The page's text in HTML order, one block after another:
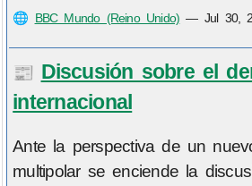
🌐 BBC Mundo (Reino Unido) — Jul 30,
📰 Discusión sobre el
internacional
Ante la perspectiva de un
multipolar se enciende la